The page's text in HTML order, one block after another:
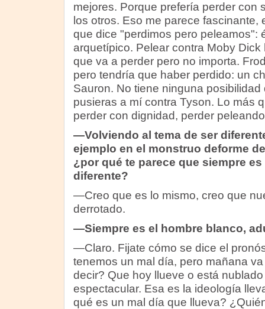
mejores. Porque prefería perder con
los otros. Eso me parece fascinante,
que dice "perdimos pero peleamos":
arquetípico. Pelear contra Moby
que va a perder pero no importa.
pero tendría que haber perdido: un
Sauron. No tiene ninguna posibilidad
pusieras a mí contra Tyson. Lo más
perder con dignidad, perder
—Volviendo al tema de ser
ejemplo en el monstruo deforme
¿por qué te parece que siempre
diferente?
—Creo que es lo mismo, creo que
derrotado.
—Siempre es el hombre blanco,
—Claro. Fijate cómo se dice el
tenemos un mal día, pero mañana
decir? Que hoy llueve o está
espectacular. Esa es la ideología
qué es un mal día que llueva?